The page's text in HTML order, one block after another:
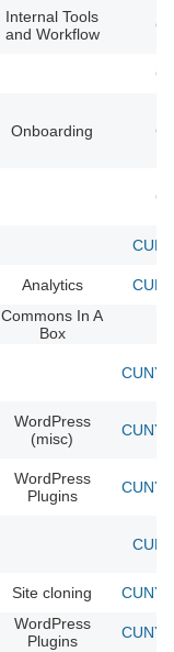
Internal Tools
and Workflow
Onboarding
Analytics
Commons In A
Box
CUNY
WordPress
(misc)
CUNY
WordPress
Plugins
CUNY
Site cloning CUNY
WordPress
Plugins
CUNY